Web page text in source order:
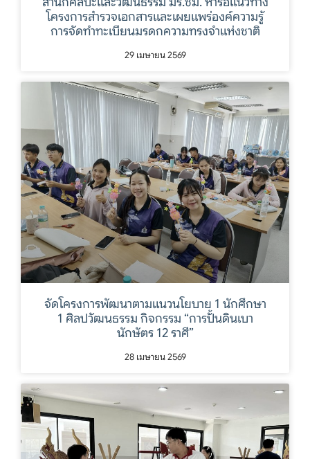
โครงการสำรวจเอกสารและเผยแพร่องค์ความรู้
การจัดทำทะเบียนมรดกความทรงจำแห่งชาติ
29 เมษายน 2569
จัดโครงการพัฒนาตามแนวนโยบาย 1 นักศึกษา
1 ศิลปวัฒนธรรม กิจกรรม “การปั้นดินเบา
นักษัตร 12 ราศี”
28 เมษายน 2569